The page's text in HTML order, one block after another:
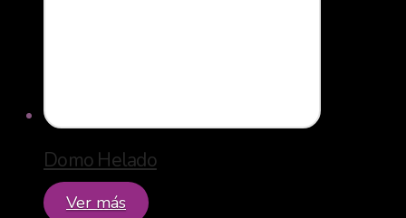
Domo Helado
Ver más